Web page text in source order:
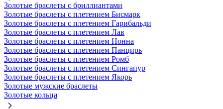
Золотые браслеты с бриллиантами
Золотые браслеты с плетением Бисмарк
Золотые браслеты с плетением Гарибальди
Золотые браслеты с плетением Лав
Золотые браслеты с плетением Нонна
Золотые браслеты с плетением Панцирь
Золотые браслеты с плетением Ромб
Золотые браслеты с плетением Сингапур
Золотые браслеты с плетением Якорь
Золотые мужские браслеты
Золотые кольца